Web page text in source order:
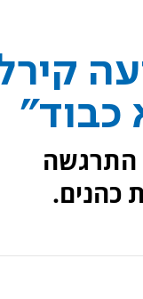
כבוד"
התרגשה
כהנים.